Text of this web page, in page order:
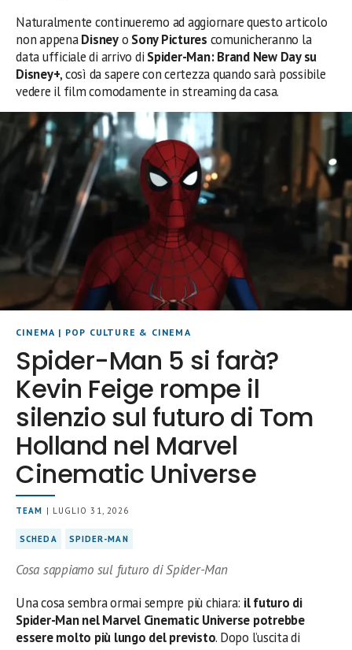
Naturalmente continueremo ad aggiornare questo articolo
non appenaDisneyo Sony Pictures comunicheranno la
data ufficiale di arrivo di Spider-Man: Brand New Day su
Disney+, così da sapere con certezza quando sarà possibile
vedere il film comodamente in streaming da casa.
CINEMA | POP CULTURE & CINEMA
Spider-Man 5 si farà?
Kevin Feige rompe il
silenzio sul futuro di Tom
Holland nel Marvel
Cinematic Universe
TEAM | LUGLIO 31, 2026
SCHEDA SPIDER-MAN
Cosa sappiamo sul futuro di Spider-Man
Una cosa sembra ormai sempre più chiara: il futuro di
Spider-Man nel Marvel Cinematic Universe potrebbe
essere molto più lungo del previsto. Dopo l’uscita di